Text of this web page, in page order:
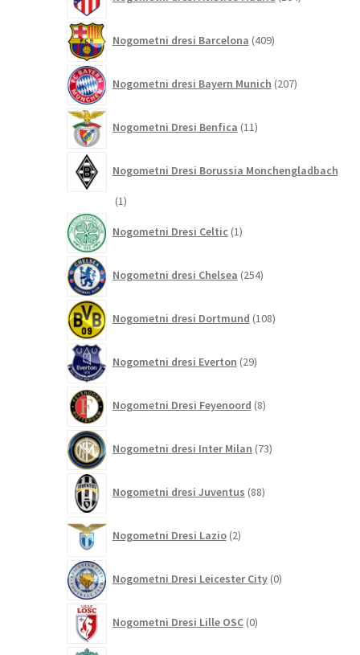
izdelki
Nogometni dresi Barcelona 409izdelkov
Nogometni dresi Bayern Munich 207izdelkov
Nogometni Dresi Benfica 11izdelkov
Nogometni Dresi Borussia Monchengladbach
11
Nogometni Dresi Celtic 1izdelek
Nogometni dresi Chelsea 254izdelkov
Nogometni dresi Dortmund 108izdelkov
Nogometni dresi Everton 29izdelkov
Nogometni Dresi Feyenoord 8izdelkov
Nogometni dresi Inter Milan 73izdelkov
Nogometni dresi Juventus 88izdelkov
Nogometni Dresi Lazio 2izdelka
Nogometni Dresi Leicester City 0izdelkov
Nogometni Dresi Lille OSC 0izdelkov